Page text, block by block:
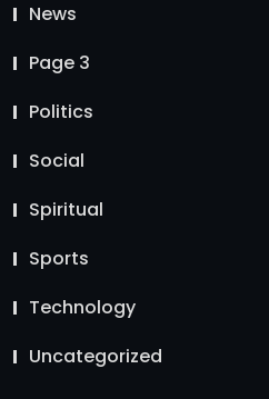
News
Page 3
Politics
Social
Spiritual
Sports
Technology
Uncategorized